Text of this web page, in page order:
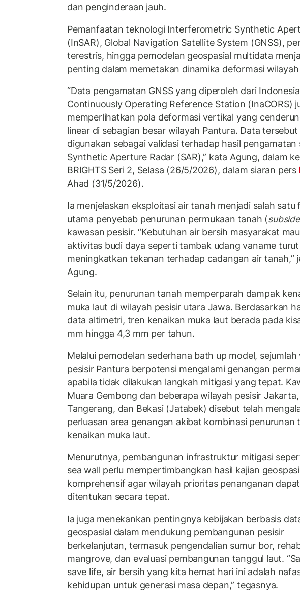
dan penginderaan jauh.
Pemanfaatan teknologi Interferometric Synthetic
(InSAR), Global Navigation Satellite System (GNSS),
terestris, hingga pemodelan geospasial multidata
penting dalam memetakan dinamika deformasi wilayah
“Data pengamatan GNSS yang diperoleh dari Indonesia
Continuously Operating Reference Station (InaCORS)
memperlihatkan pola deformasi vertikal yang
linear di sebagian besar wilayah Pantura. Data tersebut
digunakan sebagai validasi terhadap hasil pengamatan
Synthetic Aperture Radar (SAR),” kata Agung, dalam
BRIGHTS Seri 2, Selasa (26/5/2026), dalam siaran pers
Ahad (31/5/2026).
Ia menjelaskan eksploitasi air tanah menjadi salah satu
utama penyebab penurunan permukaan tanah (
kawasan pesisir. “Kebutuhan air bersih masyarakat
aktivitas budi daya seperti tambak udang vaname turut
meningkatkan tekanan terhadap cadangan air tanah,”
Agung.
Selain itu, penurunan tanah memperparah dampak
muka laut di wilayah pesisir utara Jawa. Berdasarkan
data altimetri, tren kenaikan muka laut berada pada
mm hingga 4,3 mm per tahun.
Melalui pemodelan sederhana bath up model, sejumlah
pesisir Pantura berpotensi mengalami genangan
apabila tidak dilakukan langkah mitigasi yang tepat.
Muara Gembong dan beberapa wilayah pesisir Jakarta,
Tangerang, dan Bekasi (Jatabek) disebut telah
perluasan area genangan akibat kombinasi penurunan
kenaikan muka laut.
Menurutnya, pembangunan infrastruktur mitigasi
sea wall perlu mempertimbangkan hasil kajian
komprehensif agar wilayah prioritas penanganan dapat
ditentukan secara tepat.
Ia juga menekankan pentingnya kebijakan berbasis
geospasial dalam mendukung pembangunan pesisir
berkelanjutan, termasuk pengendalian sumur bor,
mangrove, dan evaluasi pembangunan tanggul laut.
save life, air bersih yang kita hemat hari ini adalah
kehidupan untuk generasi masa depan,” tegasnya.